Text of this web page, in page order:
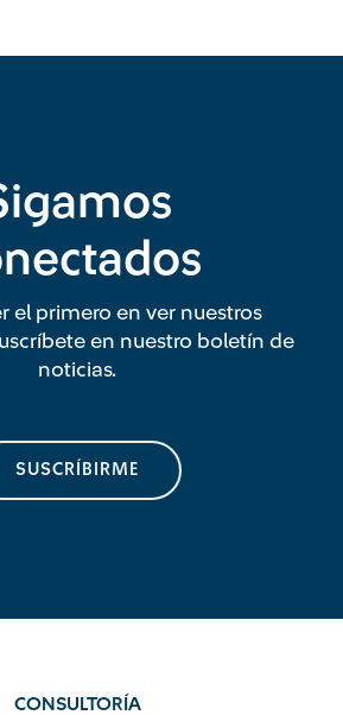
el primero en ver nuestros
en nuestro boletín de
noticias.
SUSCRÍBIRME
CONSULTORÍA